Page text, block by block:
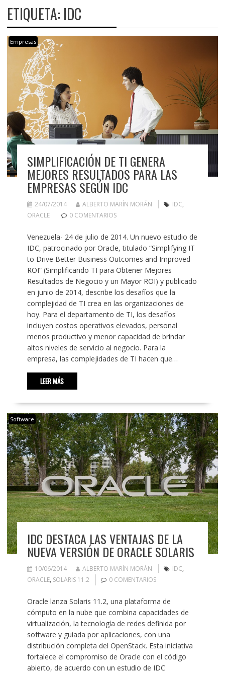
ETIQUETA: IDC
Empresas
SIMPLIFICACIÓN DE TI GENERA
MEJORES RESULTADOS PARA LAS
EMPRESAS SEGÚN IDC
24/07/2014 ALBERTO MARÍN MORÁN IDC,
ORACLE
0 COMENTARIOS
Venezuela- 24 de julio de 2014. Un nuevo estudio de
IDC, patrocinado por Oracle, titulado “Simplifying IT
to Drive Better Business Outcomes and Improved
ROI” (Simplificando TI para Obtener Mejores
Resultados de Negocio y un Mayor ROI) y publicado
en junio de 2014, describe los desafíos que la
complejidad de TI crea en las organizaciones de
hoy. Para el departamento de TI, los desafíos
incluyen costos operativos elevados, personal
menos productivo y menor capacidad de brindar
altos niveles de servicio al negocio. Para la
empresa, las complejidades de TI hacen que…
LEER MÁS
Software
IDC DESTACA LAS VENTAJAS DE LA
NUEVA VERSIÓN DE ORACLE SOLARIS
10/06/2014 ALBERTO MARÍN MORÁN IDC,
ORACLE, SOLARIS 11.2 0 COMENTARIOS
Oracle lanza Solaris 11.2, una plataforma de
cómputo en la nube que combina capacidades de
virtualización, la tecnología de redes definida por
software y guiada por aplicaciones, con una
distribución completa del OpenStack. Esta iniciativa
fortalece el compromiso de Oracle con el código
abierto, de acuerdo con un estudio de IDC